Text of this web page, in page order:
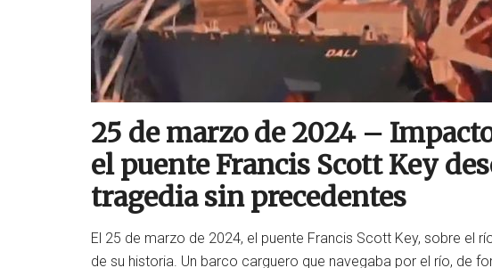
25 de marzo de 2024 –
el puente Francis Scott Key
tragedia sin precedentes
El 25 de marzo de 2024, el puente Francis Scott Key, sobre el
de su historia. Un barco carguero que navegaba por el río, de